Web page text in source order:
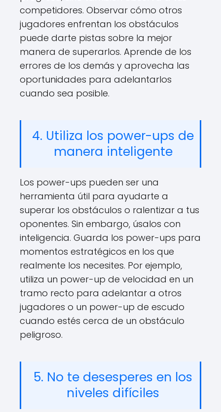
competidores. Observar cómo otros
jugadores enfrentan los obstáculos
puede darte pistas sobre la mejor
manera de superarlos. Aprende de los
errores de los demás y aprovecha las
oportunidades para adelantarlos
cuando sea posible.
4. Utiliza los power-ups de
manera inteligente
Los power-ups pueden ser una
herramienta útil para ayudarte a
superar los obstáculos o ralentizar a tus
oponentes. Sin embargo, úsalos con
inteligencia. Guarda los power-ups para
momentos estratégicos en los que
realmente los necesites. Por ejemplo,
utiliza un power-up de velocidad en un
tramo recto para adelantar a otros
jugadores o un power-up de escudo
cuando estés cerca de un obstáculo
peligroso.
5. No te desesperes en los
niveles difíciles